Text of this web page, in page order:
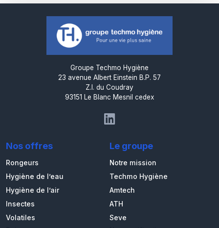
Groupe Techmo Hygiène
23 avenue Albert Einstein B.P. 57
Z.I. du Coudray
93151 Le Blanc Mesnil cedex
Nos offres
Rongeurs
Hygiène de l’eau
Hygiène de l’air
Insectes
Volatiles
Le groupe
Notre mission
Techmo Hygiène
Amtech
ATH
Seve